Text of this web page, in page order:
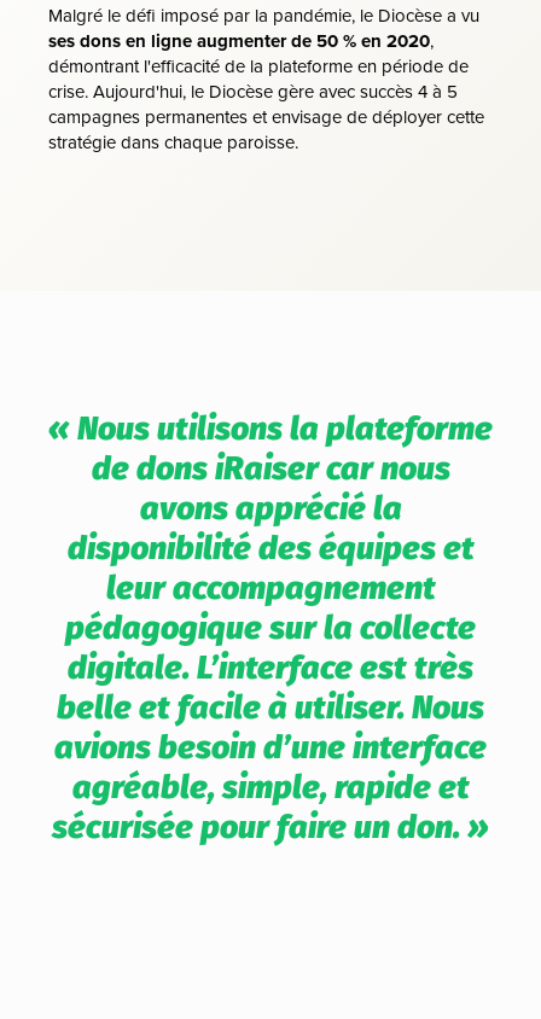
Malgré le défi imposé par la pandémie, le Diocèse a vu
ses dons en ligne augmenter de 50 % en 2020,
démontrant l'efficacité de la plateforme en période de
crise. Aujourd'hui, le Diocèse gère avec succès 4 à 5
campagnes permanentes et envisage de déployer cette
stratégie dans chaque paroisse.
« Nous utilisons la plateforme
de dons iRaiser car nous
avons apprécié la
disponibilité des équipes et
leur accompagnement
pédagogique sur la collecte
digitale. L’interface est très
belle et facile à utiliser. Nous
avions besoin d’une interface
agréable, simple, rapide et
sécurisée pour faire un don. »